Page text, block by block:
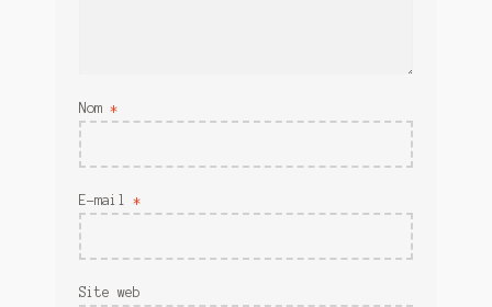
Nom *
E-mail *
Site web